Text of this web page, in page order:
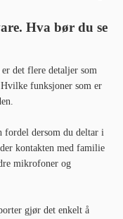
Hva bør du se
det flere detaljer som
funksjoner som er
fordel dersom du deltar i
kontakten med familie
mikrofoner og
gjør det enkelt å